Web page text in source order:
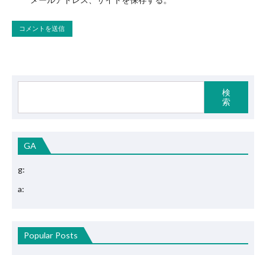
検
索
GA
g:
a:
Popular Posts